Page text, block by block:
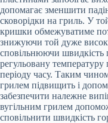
допомагає зменшити
сковорідки на гриль. У
кришки обмежуватиме
знижуючи той дуже
сповільнюючи швидкість
регульовану
періоду часу. Таким
грилем підвищить і
забезпечити належне
вугільним грилем
сповільнити швидкість